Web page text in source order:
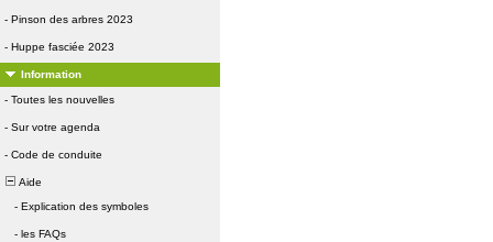
- Pinson des arbres 2023
- Huppe fasciée 2023
Information
- Toutes les nouvelles
- Sur votre agenda
- Code de conduite
Aide
- Explication des symboles
- les FAQs